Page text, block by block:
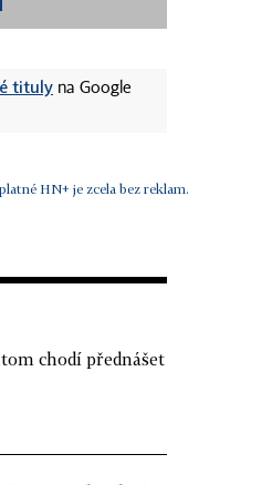
tituly na Google
HN+ je zcela bez reklam.
chodí přednášet